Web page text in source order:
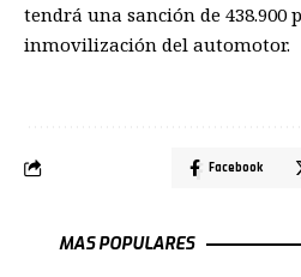
tendrá una sanción de 438.900
inmovilización del automotor.
Facebook
MAS POPULARES